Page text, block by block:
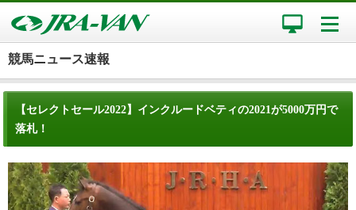
競馬ニュース速報
【セレクトセール2022】インクルードベティの2021が5000万円で
落札！